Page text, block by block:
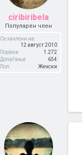
ciribiribela
Популарен член
Се зачлени на:
12 август 2010
Пораки:
1.272
Допаѓања:
654
Пол:
Женски